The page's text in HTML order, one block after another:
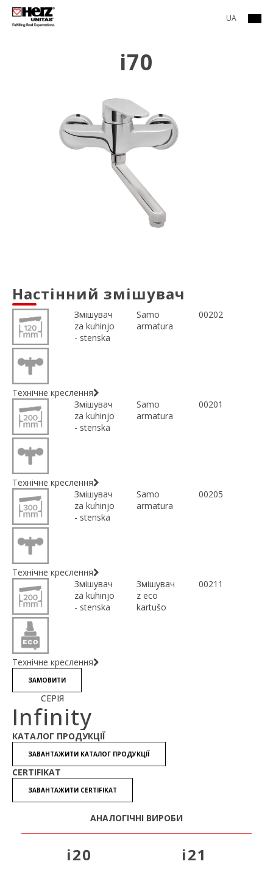
UA
i70
Настінний змішувач
Змішувач
za kuhinjo
- stenska
Samo
armatura
00202
Технічне креслення
Змішувач
za kuhinjo
- stenska
Samo
armatura
00201
Технічне креслення
Змішувач
za kuhinjo
- stenska
Samo
armatura
00205
Технічне креслення
Змішувач
za kuhinjo
- stenska
Змішувач
z eco
kartušo
00211
Технічне креслення
ЗАМОВИТИ
СЕРІЯ
Infinity
КАТАЛОГ ПРОДУКЦІЇ
ЗАВАНТАЖИТИ КАТАЛОГ ПРОДУКЦІЇ
CERTIFIKAT
ЗАВАНТАЖИТИ CERTIFIKAT
АНАЛОГІЧНІ ВИРОБИ
i20 i21